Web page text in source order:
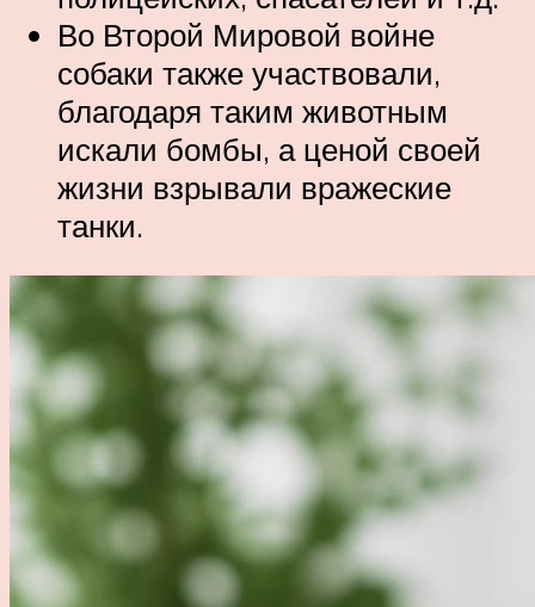
Во Второй Мировой войне
собаки также участвовали,
благодаря таким животным
искали бомбы, а ценой своей
жизни взрывали вражеские
танки.